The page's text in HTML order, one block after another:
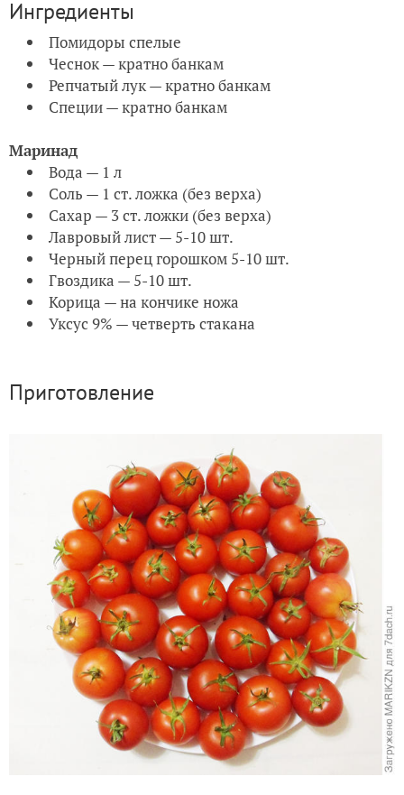
Ингредиенты
Помидоры спелые
Чеснок — кратно банкам
Репчатый лук — кратно банкам
Специи — кратно банкам
Маринад
Вода — 1 л
Соль — 1 ст. ложка (без верха)
Сахар — 3 ст. ложки (без верха)
Лавровый лист — 5-10 шт.
Черный перец горошком 5-10 шт.
Гвоздика — 5-10 шт.
Корица — на кончике ножа
Уксус 9% — четверть стакана
Приготовление